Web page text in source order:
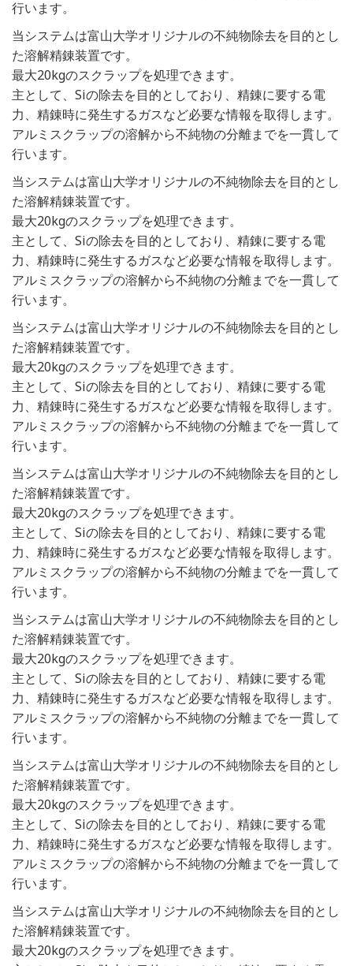
行います。
当システムは富山大学オリジナルの不純物除去を目的とし
た溶解精錬装置です。
最大20kgのスクラップを処理できます。
主として、Siの除去を目的としており、精錬に要する電
力、精錬時に発生するガスなど必要な情報を取得します。
アルミスクラップの溶解から不純物の分離までを一貫して
行います。
当システムは富山大学オリジナルの不純物除去を目的とし
た溶解精錬装置です。
最大20kgのスクラップを処理できます。
主として、Siの除去を目的としており、精錬に要する電
力、精錬時に発生するガスなど必要な情報を取得します。
アルミスクラップの溶解から不純物の分離までを一貫して
行います。
当システムは富山大学オリジナルの不純物除去を目的とし
た溶解精錬装置です。
最大20kgのスクラップを処理できます。
主として、Siの除去を目的としており、精錬に要する電
力、精錬時に発生するガスなど必要な情報を取得します。
アルミスクラップの溶解から不純物の分離までを一貫して
行います。
当システムは富山大学オリジナルの不純物除去を目的とし
た溶解精錬装置です。
最大20kgのスクラップを処理できます。
主として、Siの除去を目的としており、精錬に要する電
力、精錬時に発生するガスなど必要な情報を取得します。
アルミスクラップの溶解から不純物の分離までを一貫して
行います。
当システムは富山大学オリジナルの不純物除去を目的とし
た溶解精錬装置です。
最大20kgのスクラップを処理できます。
主として、Siの除去を目的としており、精錬に要する電
力、精錬時に発生するガスなど必要な情報を取得します。
アルミスクラップの溶解から不純物の分離までを一貫して
行います。
当システムは富山大学オリジナルの不純物除去を目的とし
た溶解精錬装置です。
最大20kgのスクラップを処理できます。
主として、Siの除去を目的としており、精錬に要する電
力、精錬時に発生するガスなど必要な情報を取得します。
アルミスクラップの溶解から不純物の分離までを一貫して
行います。
当システムは富山大学オリジナルの不純物除去を目的とし
た溶解精錬装置です。
最大20kgのスクラップを処理できます。